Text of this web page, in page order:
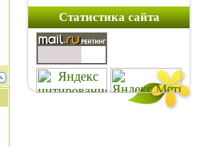
Статистика сайта